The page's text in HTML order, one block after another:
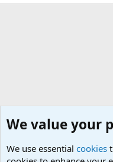
We value your
We use essential cookies